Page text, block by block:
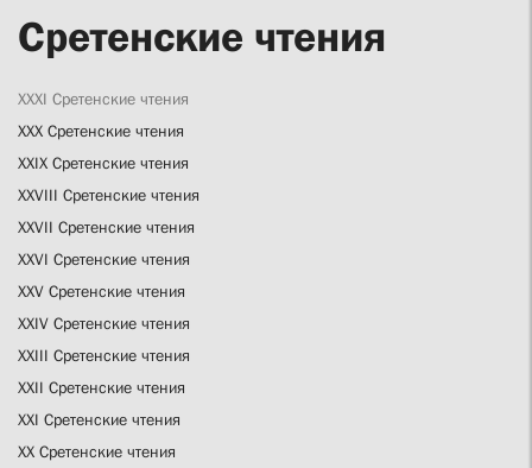
Сретенские чтения
XXXI Сретенские чтения
XXX Сретенские чтения
XXIX Сретенские чтения
XXVIII Сретенские чтения
XXVII Сретенские чтения
XXVI Сретенские чтения
XXV Сретенские чтения
XXIV Сретенские чтения
XXIII Сретенские чтения
XXII Сретенские чтения
XXI Сретенские чтения
XX Сретенские чтения